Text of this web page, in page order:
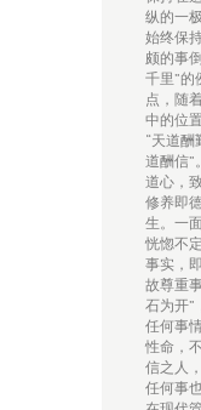
纵的一
始终保
颇的事
千里”的
点，随
中的位
“天道
道酬信”
道心，
修养即
生。一
恍惚不
事实，
故尊重
石为开”
任何事
性命，
信之人
任何事